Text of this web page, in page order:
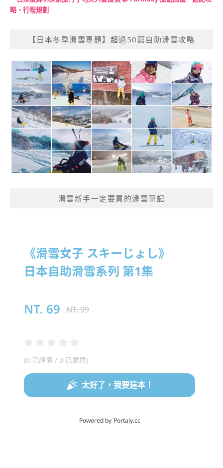
略、行程規劃
【日本冬季滑雪專題】超過50篇自助滑雪攻略
滑雪新手一定要買的滑雪筆記